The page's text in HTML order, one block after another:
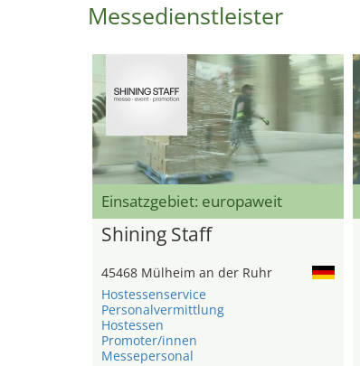
Messedienstleister
Einsatzgebiet: europaweit
Shining Staff
45468 Mülheim an der Ruhr
Hostessenservice
Personalvermittlung
Hostessen
Promoter/innen
Messepersonal